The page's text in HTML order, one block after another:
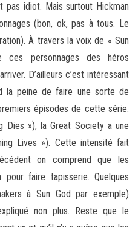
pas idiot. Mais surtout Hickman
(bon, ok, pas à tous. Le
À travers la voix de « Sun
personnages des héros
D’ailleurs c’est intéressant
la peine de faire une sorte de
épisodes de cette série.
Dies »), la Great Society a une
Lives »). Cette intensité fait
on comprend que les
faire tapisserie. Quelques
à Sun God par exemple)
non plus. Reste que le